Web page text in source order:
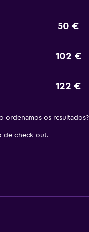
50 €
102 €
122 €
ordenamos os resultados?
de check-out.